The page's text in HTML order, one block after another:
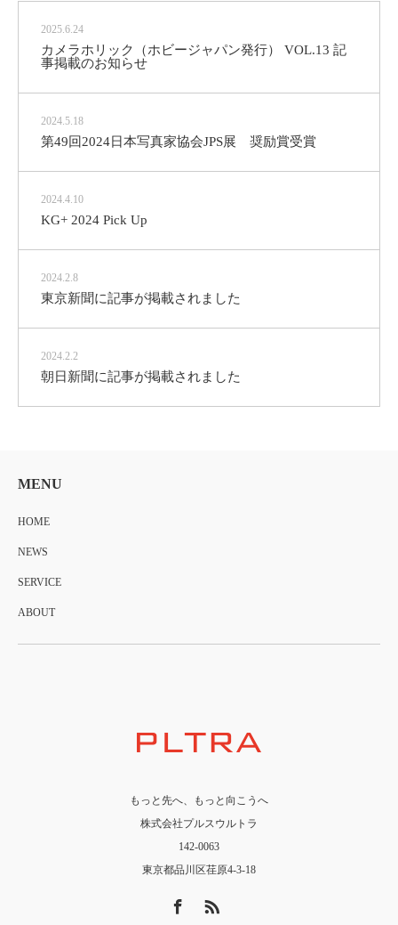
2025.6.24
カメラホリック（ホビージャパン発行） VOL.13 記
事掲載のお知らせ
2024.5.18
第49回2024日本写真家協会JPS展 奨励賞受賞
2024.4.10
KG+ 2024 Pick Up
2024.2.8
東京新聞に記事が掲載されました
2024.2.2
朝日新聞に記事が掲載されました
MENU
HOME
NEWS
SERVICE
ABOUT
もっと先へ、もっと向こうへ
株式会社プルスウルトラ
142-0063
東京都品川区荏原4-3-18